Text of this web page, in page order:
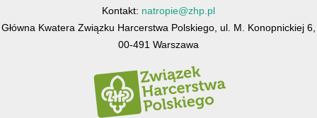
Kontakt: natropie@zhp.pl
Główna Kwatera Związku Harcerstwa Polskiego, ul. M. Konopnickiej 6,
00-491 Warszawa